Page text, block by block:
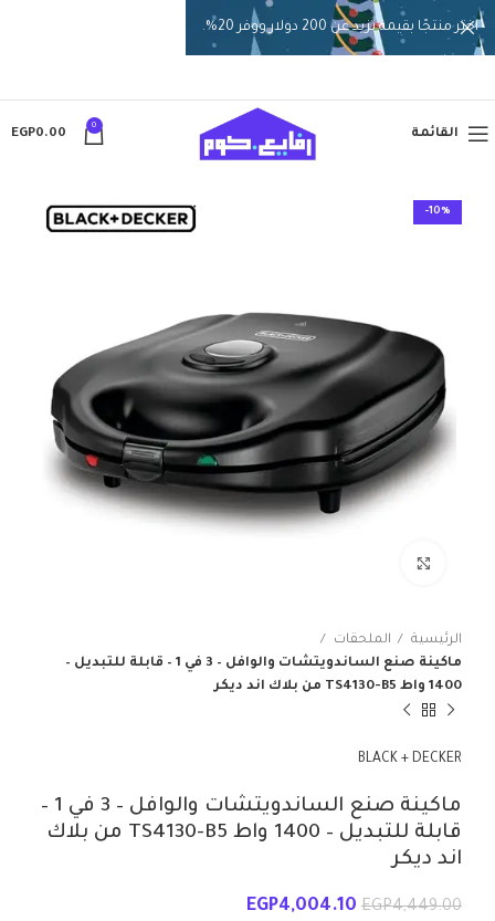
القائمة
0
EGP0.00
-10%
الرئيسية
الملحقات
ماكينة صنع الساندويتشات والوافل – 3 في 1 – قابلة للتبديل –
1400 واط TS4130-B5 من بلاك اند ديكر
BLACK + DECKER
ماكينة صنع الساندويتشات والوافل – 3 في 1 –
قابلة للتبديل – 1400 واط TS4130-B5 من بلاك
اند ديكر
EGP4,449.00
EGP4,004.10
اختر منتجًا بقيمة تزيد عن 200 دولار ووفر 20%.